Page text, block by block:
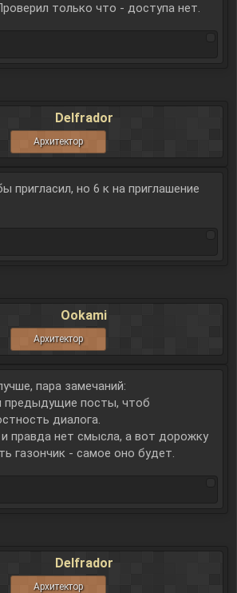
только что - доступа нет.
Delfrador
Архитектор
пригласил, но 6 к на приглашение
Ookami
Архитектор
пара замечаний:
предыдущие посты, чтоб
диалога.
правда нет смысла, а вот дорожку
газончик - самое оно будет.
Delfrador
Архитектор